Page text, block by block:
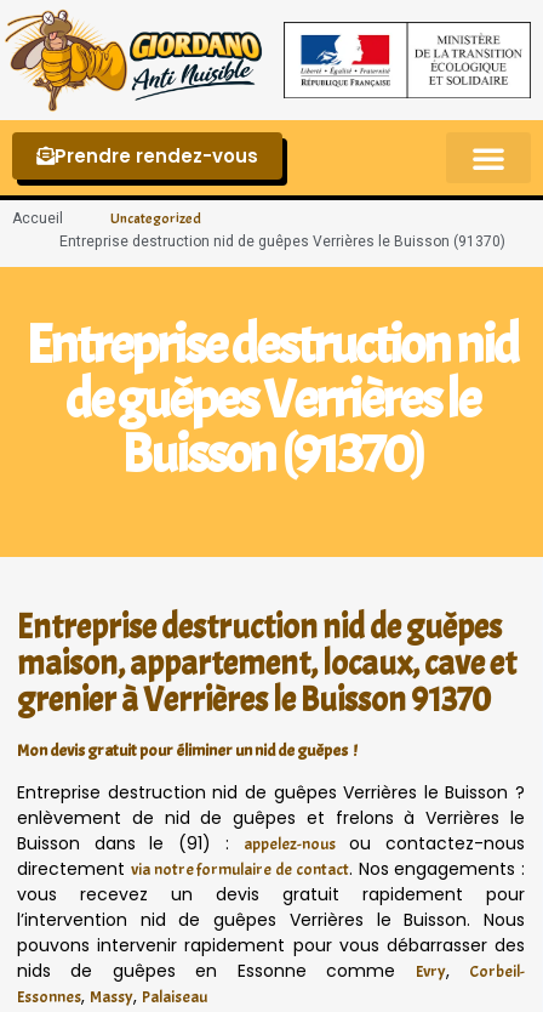
Prendre rendez-vous
Accueil Uncategorized
Entreprise destruction nid de guêpes Verrières le Buisson (91370)
Entreprise destruction nid
de guêpes Verrières le
Buisson (91370)
Entreprise destruction nid de guêpes
maison, appartement, locaux, cave et
grenier à Verrières le Buisson 91370
Mon devis gratuit pour éliminer un nid de guêpes !
Entreprise destruction nid de guêpes Verrières le Buisson ?
enlèvement de nid de guêpes et frelons à Verrières le
Buisson dans le (91) :
appelez-nousou contactez-nous
directement via notre formulaire de contact. Nos engagements :
vous recevez un devis gratuit rapidement pour
l’intervention nid de guêpes Verrières le Buisson. Nous
pouvons intervenir rapidement pour vous débarrasser des
nids de guêpes en Essonne comme
Evry,
Corbeil-
Essonnes, Massy, Palaiseau